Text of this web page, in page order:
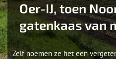
Oer-IJ, toen
gatenkaas van
Zelf noemen ze het een